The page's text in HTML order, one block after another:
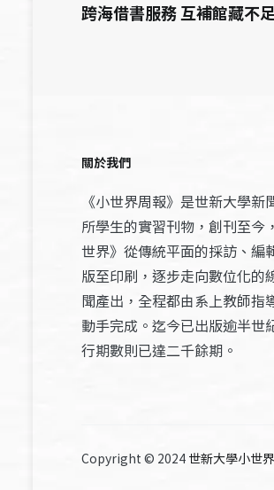
跨海借書服務 互補館藏不
關於我們
《小世界周報》是世新大學新
所學生的實習刊物，創刊至今
世界》從傳統平面的採訪、編
版至印刷，逐步走向數位化的
聞產出，全程都由系上教師指
動手完成。迄今已出版逾半世
行期數則已達二千餘期。
Copyright © 2024 世新大學小世界